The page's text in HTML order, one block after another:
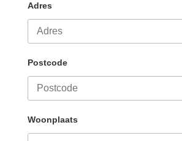
Adres
Postcode
Woonplaats